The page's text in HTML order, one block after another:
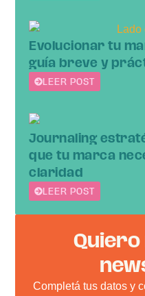
Evolucionar tu
guía breve y
LEER POST
Journaling
que tu marca
claridad
LEER POST
Completá tus datos y